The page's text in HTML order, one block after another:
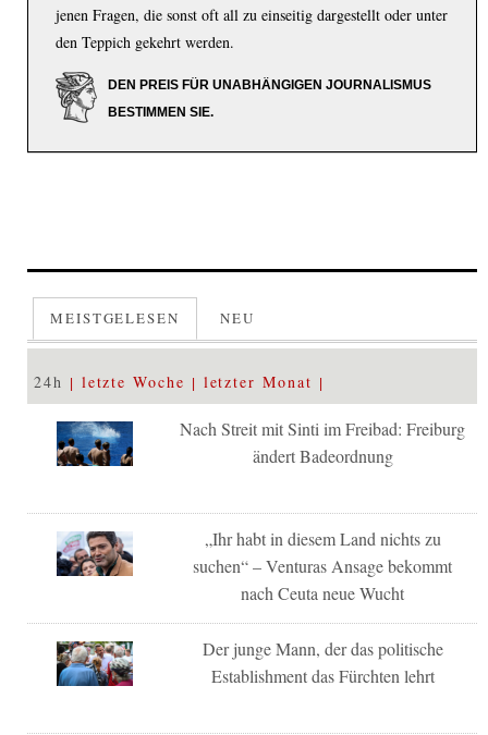
jenen Fragen, die sonst oft all zu einseitig dargestellt oder unter
den Teppich gekehrt werden.
DEN PREIS FÜR UNABHÄNGIGEN JOURNALISMUS
BESTIMMEN SIE.
MEISTGELESEN NEU
24h letzte Woche letzter Monat
Nach Streit mit Sinti im Freibad: Freiburg
ändert Badeordnung
„Ihr habt in diesem Land nichts zu
suchen“ – Venturas Ansage bekommt
nach Ceuta neue Wucht
Der junge Mann, der das politische
Establishment das Fürchten lehrt